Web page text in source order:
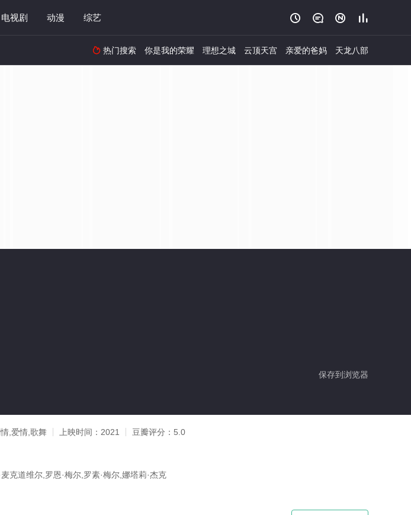
电视剧 动漫 综艺    
 热门搜索 你是我的荣耀 理想之城 云顶天宫 亲爱的爸妈 天龙八部
保存到浏览器
,爱情,歌舞 上映时间： 2021 豆瓣评分： 5.0
克道维尔,罗恩·梅尔,罗素·梅尔,娜塔莉·杰克